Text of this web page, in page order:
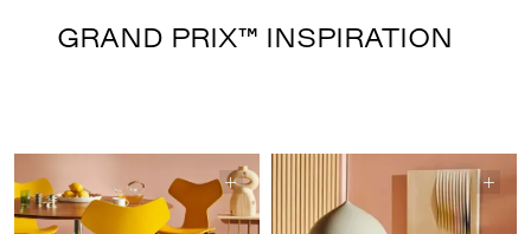
GRAND PRIX™ INSPIRATION